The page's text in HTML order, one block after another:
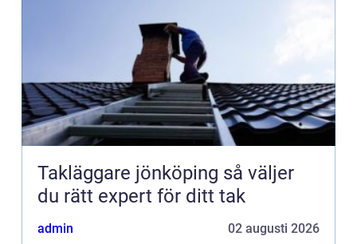
Takläggare jönköping så väljer
du rätt expert för ditt tak
admin 02 augusti 2026